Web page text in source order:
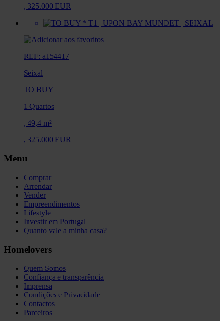
, 325.000 EUR
REF: a154417
Seixal
TO BUY
1 Quartos
, 49,4 m²
, 325.000 EUR
Menu
Comprar
Arrendar
Vender
Empreendimentos
Lifestyle
Investir em Portugal
Quanto vale a minha casa?
Homelovers
Quem Somos
Confiança e transparência
Imprensa
Condições e Privacidade
Contactos
Parceiros